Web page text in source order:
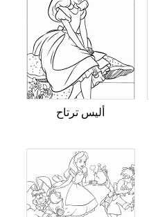
أليس ترتاح